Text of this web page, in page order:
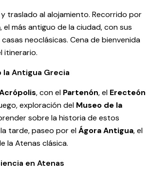
y traslado al alojamiento. Recorrido por
, el más antiguo de la ciudad, con sus
neoclásicas. Cena de bienvenida
itinerario.
la Antigua Grecia
, con el Partenón, el Erecteón
exploración del Museo de la
sobre la historia de estos
tarde, paseo por elÁgora Antigua, el
la Atenas clásica.
en Atenas